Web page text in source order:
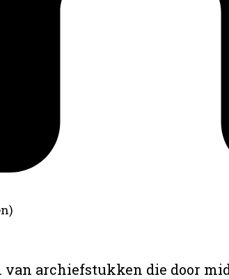
van archiefstukken die door